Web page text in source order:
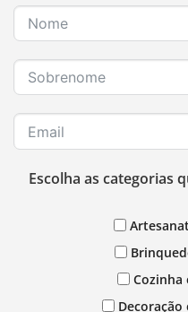
Escolha as categorias
Cozinha
Decoração